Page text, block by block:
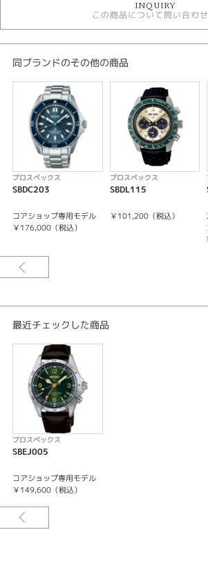
その他文字盤
20気圧防水
メンズウォッチ
革ベルト
メンズ 腕時計
プロスペックス
性別
メンズ
腕時計
PROSPEX
キャリバーNo/6R54
メカニカル 自動巻（手巻つき）
最大巻上時約72時間持続
24石
24時針（デュアルタイム表示機能）
秒針停止機能
INQUIRY
この商品について問い合わ
同ブランドのその他の商品
プロスペックス
SBDC203
コアショップ専用モデル
￥176,000（税込）
プロスペックス
SBDL115
￥101,200（税込）
最近チェックした商品
プロスペックス
SBEJ005
コアショップ専用モデル
￥149,600（税込）